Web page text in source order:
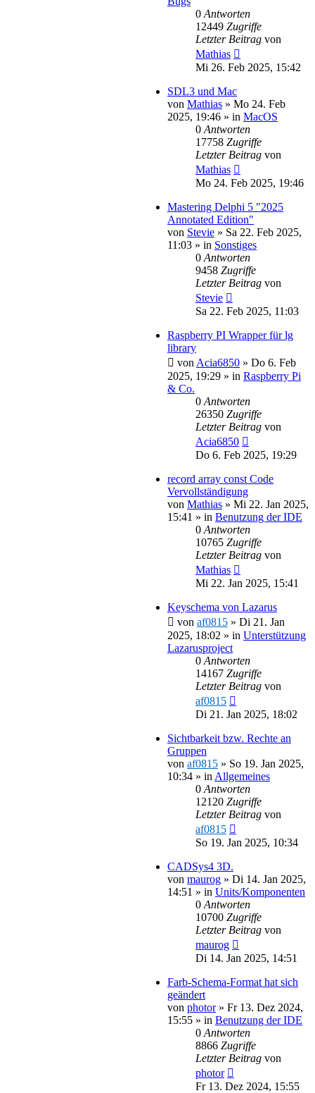
0 Antworten
12449 Zugriffe
Letzter Beitrag von
Mathias
Mi 26. Feb 2025, 15:42
SDL3 und Mac
von Mathias » Mo 24. Feb
2025, 19:46 » in MacOS
0 Antworten
17758 Zugriffe
Letzter Beitrag von
Mathias
Mo 24. Feb 2025, 19:46
Mastering Delphi 5 "2025
Annotated Edition"
von Stevie » Sa 22. Feb 2025,
11:03 » in Sonstiges
0 Antworten
9458 Zugriffe
Letzter Beitrag von
Stevie
Sa 22. Feb 2025, 11:03
Raspberry PI Wrapper für lg
library
von Acia6850 » Do 6. Feb
2025, 19:29 » in Raspberry Pi
& Co.
0 Antworten
26350 Zugriffe
Letzter Beitrag von
Acia6850
Do 6. Feb 2025, 19:29
record array const Code
Vervollständigung
von Mathias » Mi 22. Jan 2025,
15:41 » in Benutzung der IDE
0 Antworten
10765 Zugriffe
Letzter Beitrag von
Mathias
Mi 22. Jan 2025, 15:41
Keyschema von Lazarus
von af0815 » Di 21. Jan
2025, 18:02 » in Unterstützung
Lazarusproject
0 Antworten
14167 Zugriffe
Letzter Beitrag von
af0815
Di 21. Jan 2025, 18:02
Sichtbarkeit bzw. Rechte an
Gruppen
von af0815 » So 19. Jan 2025,
10:34 » in Allgemeines
0 Antworten
12120 Zugriffe
Letzter Beitrag von
af0815
So 19. Jan 2025, 10:34
CADSys4 3D.
von maurog » Di 14. Jan 2025,
14:51 » in Units/Komponenten
0 Antworten
10700 Zugriffe
Letzter Beitrag von
maurog
Di 14. Jan 2025, 14:51
Farb-Schema-Format hat sich
geändert
von photor» Fr 13. Dez 2024,
15:55 » in Benutzung der IDE
0 Antworten
8866 Zugriffe
Letzter Beitrag von
photor
Fr 13. Dez 2024, 15:55